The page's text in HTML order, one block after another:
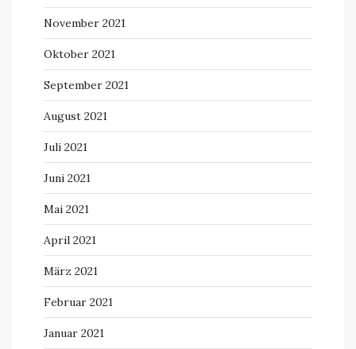
November 2021
Oktober 2021
September 2021
August 2021
Juli 2021
Juni 2021
Mai 2021
April 2021
März 2021
Februar 2021
Januar 2021